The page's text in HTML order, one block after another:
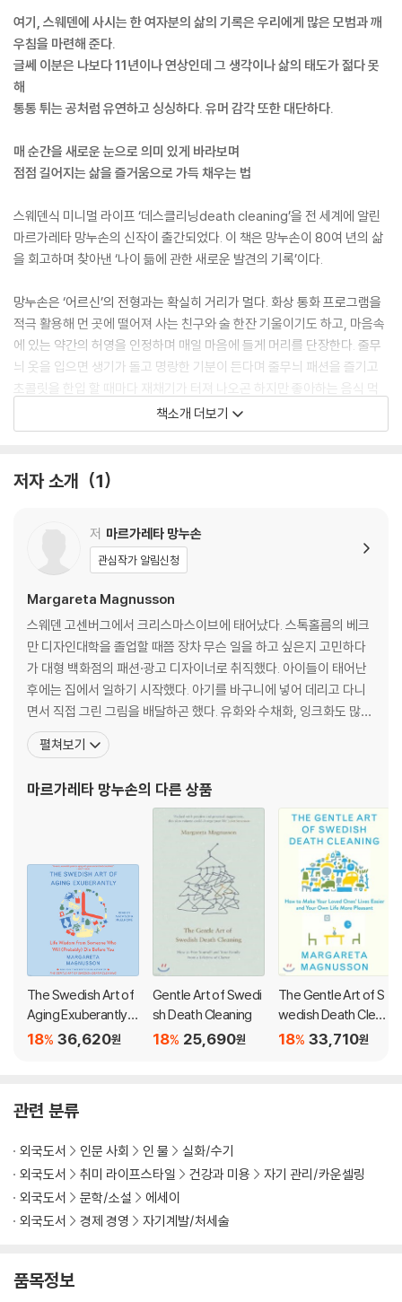
여기, 스웨덴에 사시는 한 여자분의 삶의 기록은 우리에게 많은 모범과 깨
우침을 마련해 준다.
글쎄 이분은 나보다 11년이나 연상인데 그 생각이나 삶의 태도가 젊다 못
해
통통 튀는 공처럼 유연하고 싱싱하다. 유머 감각 또한 대단하다.
매 순간을 새로운 눈으로 의미 있게 바라보며
점점 길어지는 삶을 즐거움으로 가득 채우는 법
스웨덴식 미니멀 라이프 ‘데스클리닝death cleaning’을 전 세계에 알린
마르가레타 망누손의 신작이 출간되었다. 이 책은 망누손이 80여 년의 삶
을 회고하며 찾아낸 ‘나이 듦에 관한 새로운 발견의 기록’이다.
망누손은 ‘어르신’의 전형과는 확실히 거리가 멀다. 화상 통화 프로그램을
적극 활용해 먼 곳에 떨어져 사는 친구와 술 한잔 기울이기도 하고, 마음속
에 있는 약간의 허영을 인정하며 매일 마음에 들게 머리를 단장한다. 줄무
늬 옷을 입으면 생기가 돌고 명랑한 기분이 든다며 줄무늬 패션을 즐기고
초콜릿을 한입 할 때마다 재채기가 터져 나오곤 하지만 좋아하는 음식 먹
기를 절대 포기하지 않는다. 세계 대전, 냉전 등 세계적 위기를 겪은 것은
물론이고 심지어 한 번 죽었다 깨어나기까지 했다!
‘초콜릿을 먹어서 죽든 그보다 훨씬 덜 기분 좋은 무언가 때문에 죽든 어쨌
하기에 결코 이른 때란 없기에, (아마도) 당신보다 먼저 떠날 망누손이 전
하는 지혜는 인생의 후반전을 의미 있게 채워가고 싶은 이들은 물론 살아
From New York Times bestselling author of The Gentle Ar
t of Swedish Death Cleaning―now a TV series developed
by Amy Poehler and Scout Productions―a book of humor
ous and charming advice for embracing life and aging joy
fully.
In her international bestseller The Gentle Art of Swedish Deat
Swedish tradition of dostadning, or “death cleaning”―clearin
g out your unnecessary belongings so others don’t have to do
it for you. Now, unburdened by (literal and emotional) baggag
e, Magnusson is able to focus on what makes each day worth
living. In her new book she reveals her discoveries about aging
―some difficult to accept, many rather wondrous. She reflect
s on her idyllic childhood on the west coast of Sweden, the full
ness of her life with her husband and five children, and learnin
g how to live alone. Throughout, she offers advice on how to a
ge gracefully, such as: wear stripes, don’t resist new technolo
gy, let go of what doesn’t matter, and more.
for and understand the process of growing older and the joys
and sorrows it can bring. While Magnusson still recommends d
ecluttering (your loved ones will thank you!), her ultimate mes
sage is that we should not live in fear of death but rather focu
s on appreciating beauty, connecting with our loved ones, and
enjoying our time together.
g Exuberantly is a gentle and welcome reminder that, no matt
er your age, there are always fresh discoveries ahead, and ple
책소개 더보기
저자 소개 1
저 마르가레타 망누손
관심작가 알림신청
Margareta Magnusson
스웨덴 고센버그에서 크리스마스이브에 태어났다. 스톡홀름의 베크
만 디자인대학을 졸업할 때쯤 장차 무슨 일을 하고 싶은지 고민하다
가 대형 백화점의 패션·광고 디자이너로 취직했다. 아이들이 태어난
후에는 집에서 일하기 시작했다. 아기를 바구니에 넣어 데리고 다니
면서 직접 그린 그림을 배달하곤 했다. 유화와 수채화, 잉크화도 많이
그렸다. 첫 개인전은 1979년 고센버그에서 가졌고, 이후 스톡홀름,
싱가포르, 홍콩, 스웨덴의 여러 도시에서도 계속되었다. 첫 번째 데스
가 돌아가셨을 때 경험했으며 지금은 자신의 데스클리닝을
펼쳐보기
마르가레타 망누손의 다른 상품
The Swedish Art of
Aging Exuberantly: L
ife Wisdom from So
36,620원
18%
Gentle Art of Swedi
sh Death Cleaning
25,690원
18%
The Gentle Art of S
wedish Death Clean
ing: How to Free Yo
33,710원
18%
관련 분류
외국도서 인문 사회 인 물
실화/수기
외국도서
취미 라이프스타일 건강과 미용
자기 관리/카운셀링
외국도서
문학/소설
에세이
외국도서
경제 경영 자기계발/처세술
품목정보